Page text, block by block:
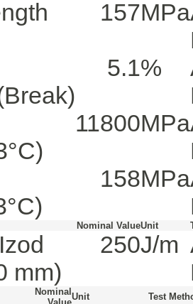
157MPa
5.1%
11800MPa
158MPa
Nominal ValueUnit
mm)
250J/m
Nominal Unit Test